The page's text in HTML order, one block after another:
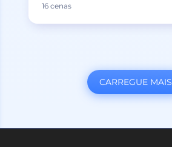
16 cenas
CARREGUE MAIS